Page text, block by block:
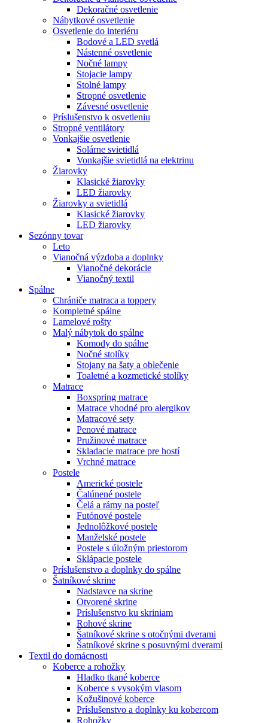
Dekoračné osvetlenie
Nábytkové osvetlenie
Osvetlenie do interiéru
Bodové a LED svetlá
Nástenné osvetlenie
Nočné lampy
Stojacie lampy
Stolné lampy
Stropné osvetlenie
Závesné osvetlenie
Príslušenstvo k osvetleniu
Stropné ventilátory
Vonkajšie osvetlenie
Solárne svietidlá
Vonkajšie svietidlá na elektrinu
Žiarovky
Klasické žiarovky
LED žiarovky
Žiarovky a svietidlá
Klasické žiarovky
LED žiarovky
Sezónny tovar
Leto
Vianočná výzdoba a doplnky
Vianočné dekorácie
Vianočný textil
Spálne
Chrániče matraca a toppery
Kompletné spálne
Lamelové rošty
Malý nábytok do spálne
Komody do spálne
Nočné stolíky
Stojany na šaty a oblečenie
Toaletné a kozmetické stolíky
Matrace
Boxspring matrace
Matrace vhodné pro alergikov
Matracové sety
Penové matrace
Pružinové matrace
Skladacie matrace pre hostí
Vrchné matrace
Postele
Americké postele
Čalúnené postele
Čelá a rámy na posteľ
Futónové postele
Jednolôžkové postele
Manželské postele
Postele s úložným priestorom
Sklápacie postele
Príslušenstvo a doplnky do spálne
Šatníkové skrine
Nadstavce na skrine
Otvorené skrine
Príslušenstvo ku skriniam
Rohové skrine
Šatníkové skrine s otočnými dverami
Šatníkové skrine s posuvnými dverami
Textil do domácnosti
Koberce a rohožky
Hladko tkané koberce
Koberce s vysokým vlasom
Kožušinové koberce
Príslušenstvo a doplnky ku kobercom
Rohožky